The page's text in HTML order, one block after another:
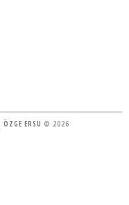
ÖZGE ERSU © 2026